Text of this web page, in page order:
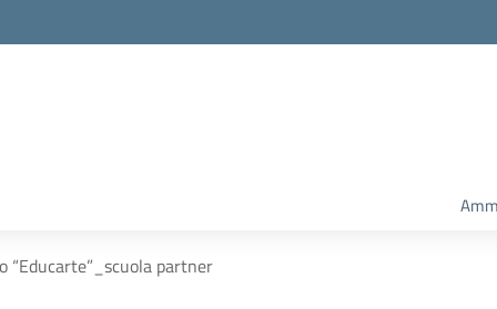
“Educarte”_scuola partner